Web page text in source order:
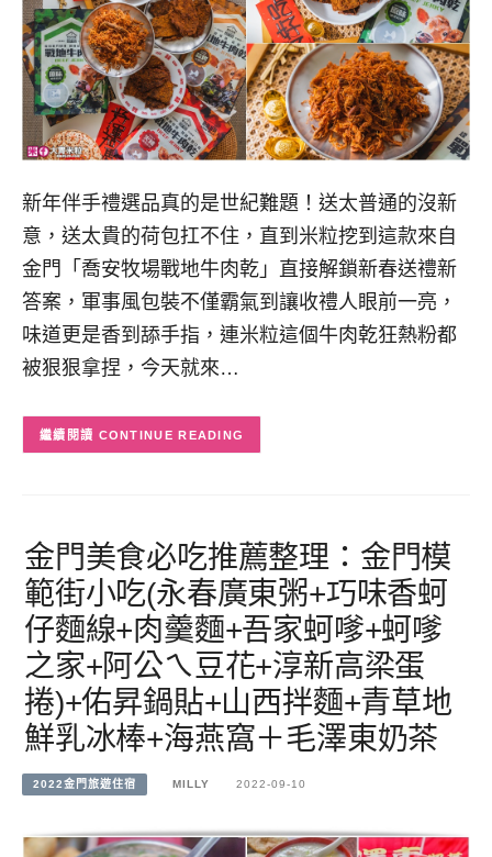
新年伴手禮選品真的是世紀難題！送太普通的沒新
意，送太貴的荷包扛不住，直到米粒挖到這款來自
金門「喬安牧場戰地牛肉乾」直接解鎖新春送禮新
答案，軍事風包裝不僅霸氣到讓收禮人眼前一亮，
味道更是香到舔手指，連米粒這個牛肉乾狂熱粉都
被狠狠拿捏，今天就來…
CONTINUE READING
金門美食必吃推薦整理：金門模
範街小吃(永春廣東粥+巧味香蚵
仔麵線+肉羹麵+吾家蚵嗲+蚵嗲
之家+阿公ㄟ豆花+淳新高梁蛋
捲)+佑昇鍋貼+山西拌麵+青草地
鮮乳冰棒+海燕窩＋毛澤東奶茶
2022金門旅遊住宿 MILLY 2022-09-10